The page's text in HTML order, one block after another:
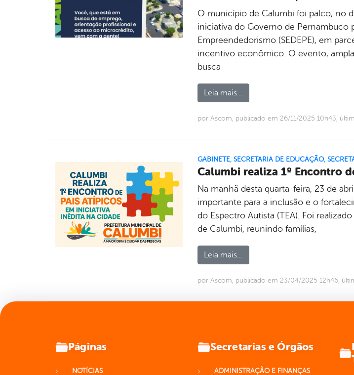
O município de Calumbi foi palco, no
iniciativa do Governo de Pernambuco
Empreendedorismo (SEDEPE), em
incentivo econômico. O evento,
busca
Leia mais...
por Ascom, publicado em 26/11/2025 10h43,
GABINETE, SECRETARIA DE EDUCAÇÃO,
Calumbi realiza 1º Encontro
Na manhã desta quarta-feira, 23 de
importante para a inclusão e o
do Espectro Autista (TEA). Foi
de Calumbi, reunindo famílias,
Leia mais...
por Ascom, publicado em 23/04/2025 12h46,
Páginas
NOTÍCIAS
Secretarias e Órgãos
ADMINISTRAÇÃO E FINANÇAS